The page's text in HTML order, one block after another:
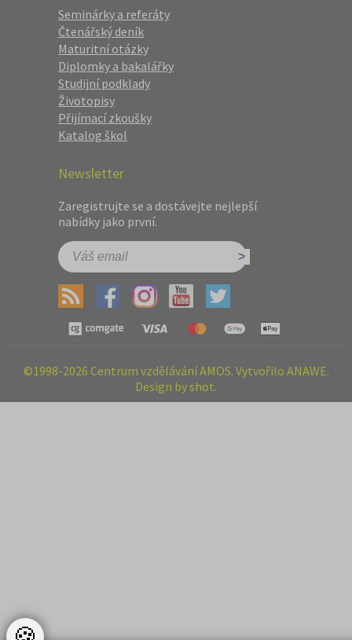
Seminárky a referáty
Čtenářský deník
Maturitní otázky
Diplomky a bakalářky
Studijní podklady
Životopisy
Přijímací zkoušky
Katalog škol
Newsletter
Zaregistrujte se a dostávejte nejlepší
nabídky jako první.
©1998-2026 Centrum vzdělávání AMOS. Vytvořilo ANAWE.
Design by shot.